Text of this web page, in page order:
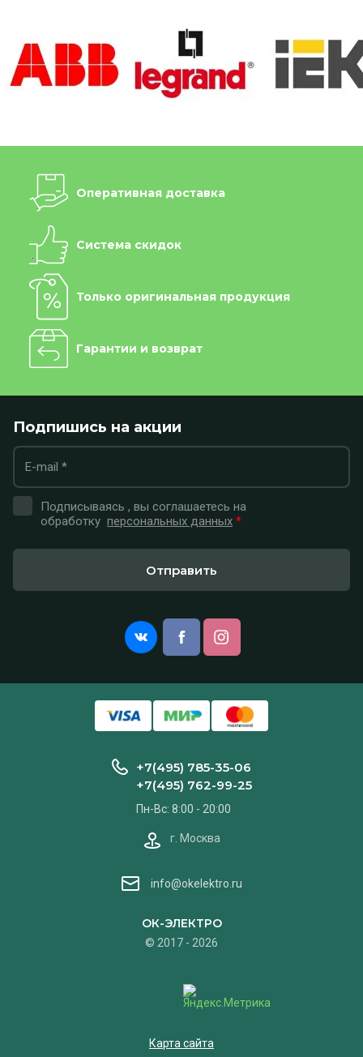
Оперативная доставка
Система скидок
Только оригинальная продукция
Гарантии и возврат
Подпишись на акции
Подписываясь , вы соглашаетесь на
обработку персональных данных *
Отправить
ОК-ЭЛЕКТРО
© 2017 - 2026
Карта сайта
+7(495) 785-35-06
+7(495) 762-99-25
Пн-Вс: 8:00 - 20:00
г. Москва
info@okelektro.ru